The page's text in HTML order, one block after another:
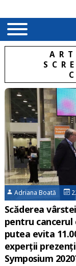
Adriana Boată
Scăderea
pentru cancerul
putea evita
experții
Symposium